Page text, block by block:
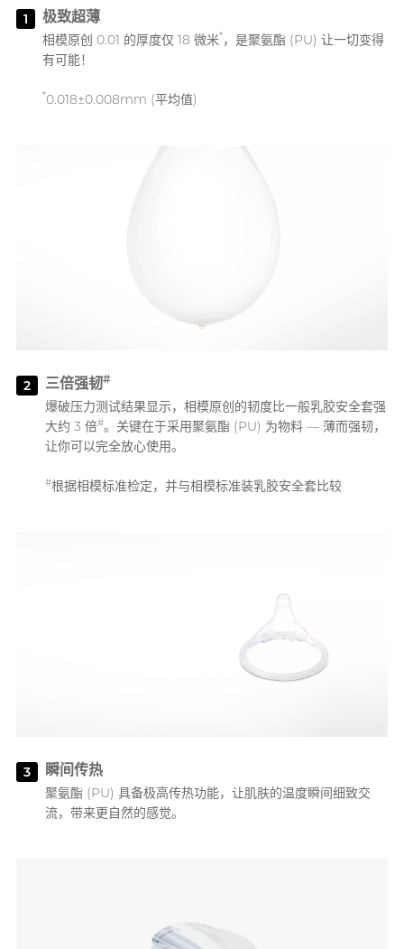
1 极致超薄
相模原创 0.01 的厚度仅 18 微米*，是聚氨酯 (PU) 让一切变得
有可能！
*0.018±0.008mm (平均值)
2 三倍强韧#
爆破压力测试结果显示，相模原创的韧度比一般乳胶安全套强
大约 3 倍#。关键在于采用聚氨酯 (PU) 为物料 — 薄而强韧，
让你可以完全放心使用。
#根据相模标准检定，并与相模标准装乳胶安全套比较
3 瞬间传热
聚氨酯 (PU) 具备极高传热功能，让肌肤的温度瞬间细致交
流，带来更自然的感觉。